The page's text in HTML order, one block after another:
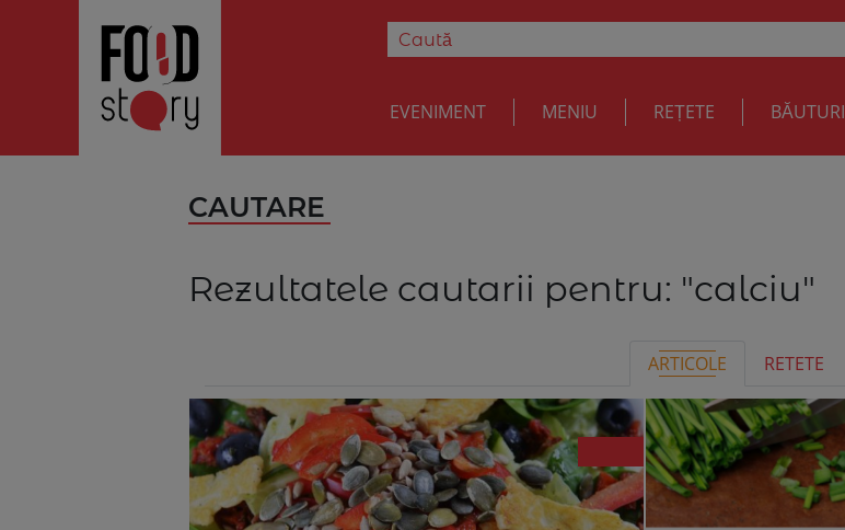
EVENIMENT MENIU REȚETE BĂUTURI
CAUTARE
Rezultatele cautarii pentru: "calciu"
ARTICOLE RETETE